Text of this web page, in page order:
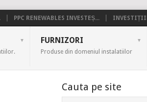
PPC RENEWABLES INVESTEȘ...
FURNIZORI
Produse din domeniul instalatiilor
Cauta pe site